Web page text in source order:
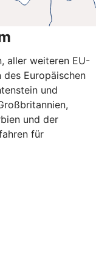
aller weiteren EU-
Europäischen
und
und der
für